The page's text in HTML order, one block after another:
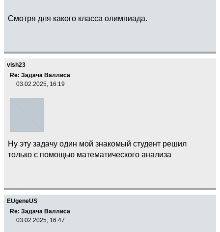
Смотря для какого класса олимпиада.
vlsh23
Re: Задача Валлиса
03.02.2025, 16:19
Ну эту задачу один мой знакомый студент решил
только с помощью математического анализа
EUgeneUS
Re: Задача Валлиса
03.02.2025, 16:47